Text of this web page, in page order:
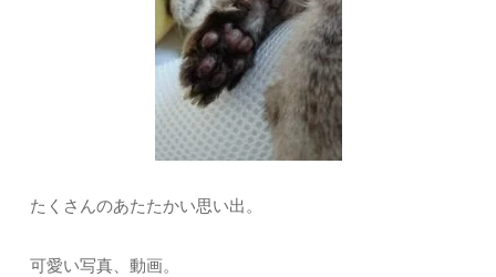
たくさんのあたたかい思い出。
可愛い写真、動画。